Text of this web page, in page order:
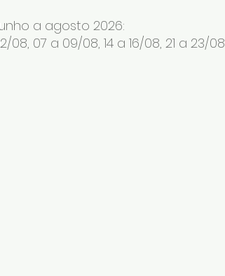
a agosto 2026:
08, 07 a 09/08, 14 a 16/08, 21 a 23/08